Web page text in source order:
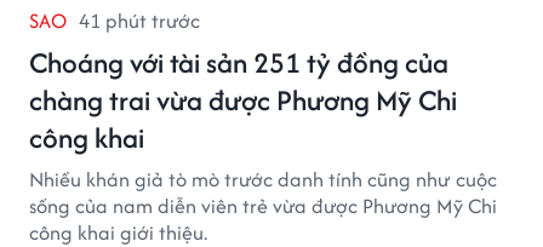
SAO 41 phút trước
Choáng với tài sản 251 tỷ đồng của
chàng trai vừa được Phương Mỹ Chi
công khai
Nhiều khán giả tò mò trước danh tính cũng như cuộc
sống của nam diễn viên trẻ vừa được Phương Mỹ Chi
công khai giới thiệu.